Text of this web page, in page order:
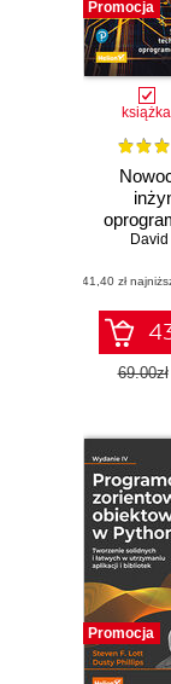
Promocja
książka
technik
(41,40 zł
69.00zł
Promocja